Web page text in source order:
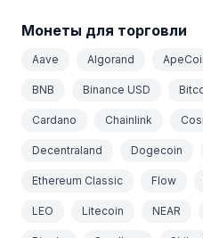
Монеты для торговли
Aave Algorand
BNB Binance USD
Cardano Chainlink
Decentraland Dogecoin
Ethereum Classic Flow
LEO Litecoin NEAR